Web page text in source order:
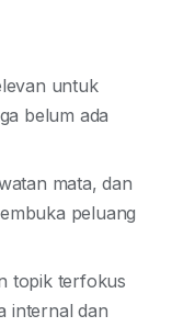
untuk
belum ada
mata, dan
peluang
topik terfokus
internal dan